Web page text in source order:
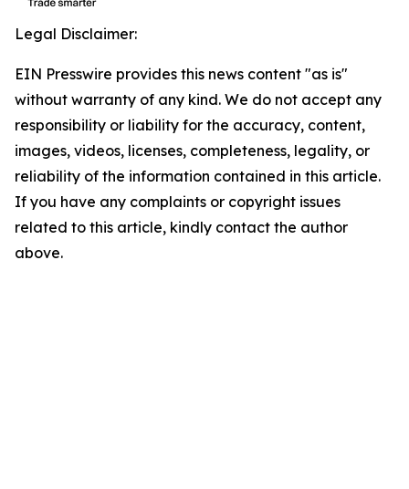
Legal Disclaimer:
EIN Presswire provides this news content "as is"
without warranty of any kind. We do not accept any
responsibility or liability for the accuracy, content,
images, videos, licenses, completeness, legality, or
reliability of the information contained in this article.
If you have any complaints or copyright issues
related to this article, kindly contact the author
above.